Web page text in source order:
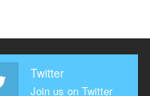
Twitter
Join us on Twitter